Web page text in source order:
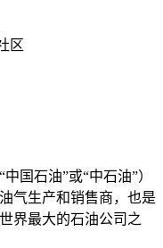
区
国石油”或“中石油”）
气生产和销售商，也是
界最大的石油公司之